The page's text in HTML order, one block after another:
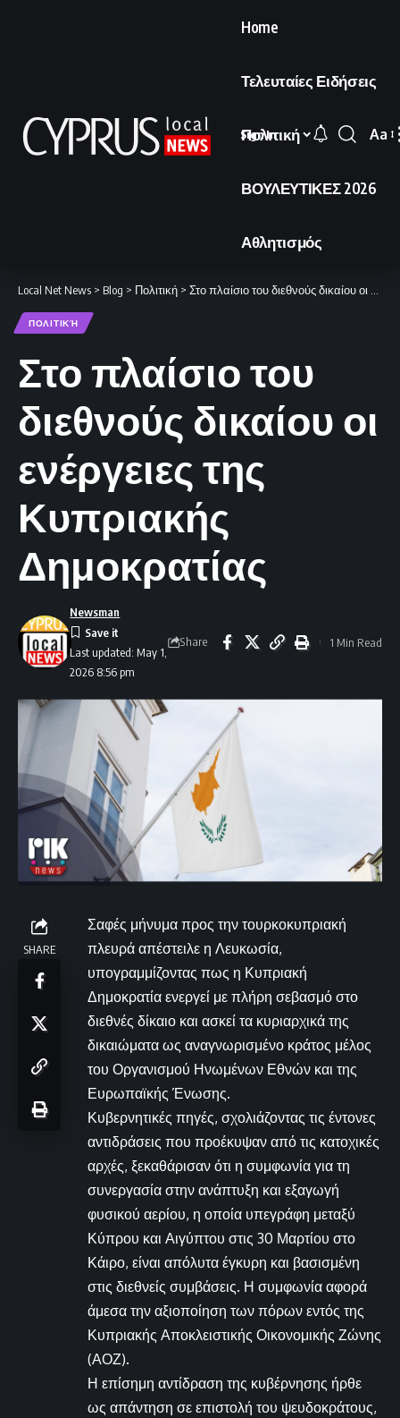
Home
Τελευταίες Ειδήσεις
Πολιτική
ΒΟΥΛΕΥΤΙΚΕΣ 2026
Αθλητισμός
Sign In
Font
Aa
Local Net News > Blog > Πολιτική > Στο πλαίσιο του διεθνούς δικαίου οι ενέργειες της Κυπριακής Δημοκρατίας
ΠΟΛΙΤΙΚΉ
Στο πλαίσιο του
διεθνούς δικαίου οι
ενέργειες της
Κυπριακής
Δημοκρατίας
Last updated: May 1,
2026 8:56 pm
Newsman
Share 1 Min Read
SHARE
Σαφές μήνυμα προς την τουρκοκυπριακή
πλευρά απέστειλε η Λευκωσία,
υπογραμμίζοντας πως η Κυπριακή
Δημοκρατία ενεργεί με πλήρη σεβασμό στο
διεθνές δίκαιο και ασκεί τα κυριαρχικά της
δικαιώματα ως αναγνωρισμένο κράτος μέλος
του Οργανισμού Ηνωμένων Εθνών και της
Ευρωπαϊκής Ένωσης.
Κυβερνητικές πηγές, σχολιάζοντας τις έντονες
αντιδράσεις που προέκυψαν από τις κατοχικές
αρχές, ξεκαθάρισαν ότι η συμφωνία για τη
συνεργασία στην ανάπτυξη και εξαγωγή
φυσικού αερίου, η οποία υπεγράφη μεταξύ
Κύπρου και Αιγύπτου στις 30 Μαρτίου στο
Κάιρο, είναι απόλυτα έγκυρη και βασισμένη
στις διεθνείς συμβάσεις. Η συμφωνία αφορά
άμεσα την αξιοποίηση των πόρων εντός της
Κυπριακής Αποκλειστικής Οικονομικής Ζώνης
(ΑΟΖ).
Η επίσημη αντίδραση της κυβέρνησης ήρθε
ως απάντηση σε επιστολή του ψευδοκράτους,